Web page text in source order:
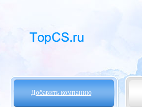
Добавить компанию